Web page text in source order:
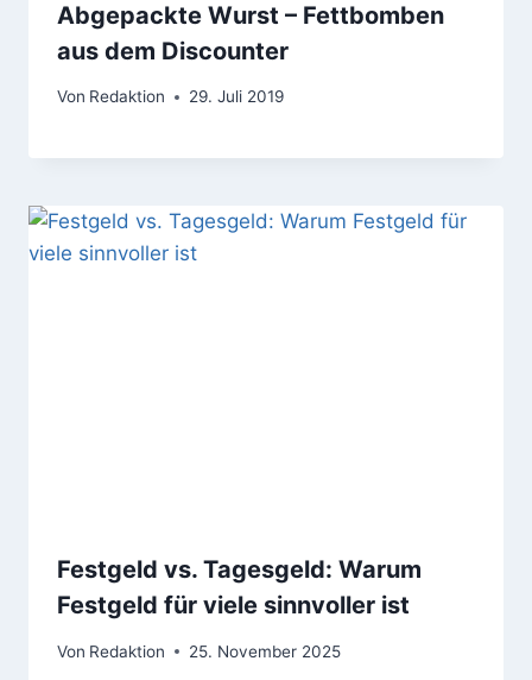
Abgepackte Wurst – Fettbomben
aus dem Discounter
Von Redaktion 29. Juli 2019
Festgeld vs. Tagesgeld: Warum
Festgeld für viele sinnvoller ist
Von Redaktion 25. November 2025